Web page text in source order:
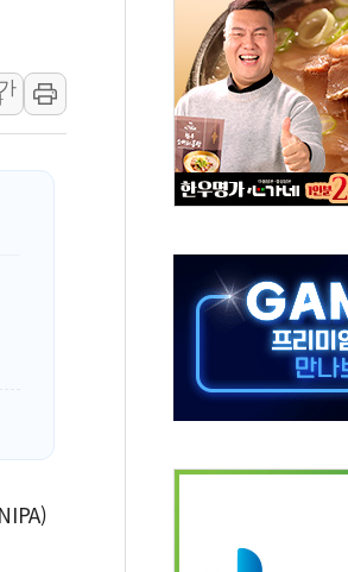
중국의 원유수입 자제력이 한계에 이르면
돌린 시민들…폭염 한풀 꺾였지만 무더위는 '
증에 밀린 인도…컨테이너 부족에 수출길 막혀
기금, 혁신기업·산업위기지역 기업 금융지원
도전 넘어 '전격전'…호남 반도체, 日 구마모토
가